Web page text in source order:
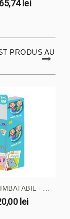
lei
PRODUS AU
- ...
lei